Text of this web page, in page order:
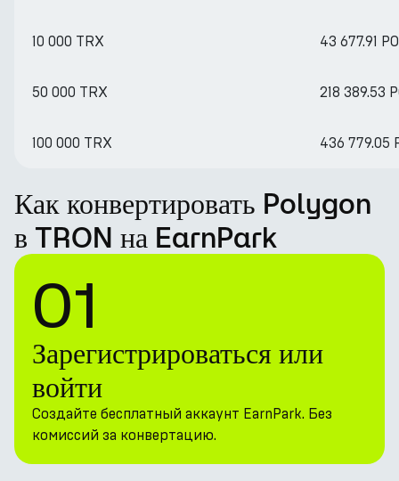
10 000 TRX 43 677.91
50 000 TRX 218 389.53
100 000 TRX 436 779.05
Как конвертировать Polygon
в TRON на EarnPark
01
Зарегистрироваться или
войти
Создайте бесплатный аккаунт EarnPark. Без
комиссий за конвертацию.